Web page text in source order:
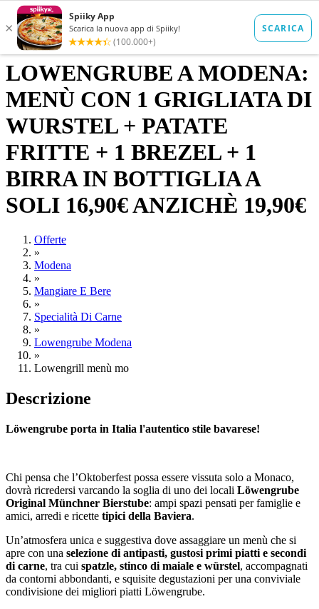
LOWENGRUBE A MODENA:
MENÙ CON 1 GRIGLIATA DI
WURSTEL + PATATE
FRITTE + 1 BREZEL + 1
BIRRA IN BOTTIGLIA A
SOLI 16,90€ ANZICHÈ 19,90€
Offerte
»
Modena
»
Mangiare E Bere
»
Specialità Di Carne
»
Lowengrube Modena
»
Lowengrill menù mo
Descrizione
Löwengrube porta in Italia l'autentico stile bavarese!
Chi pensa che l’Oktoberfest possa essere vissuta solo a Monaco,
dovrà ricredersi varcando la soglia di uno dei locali Löwengrube
Original Münchner Bierstube: ampi spazi pensati per famiglie e
amici, arredi e ricette tipici della Baviera.
Un’atmosfera unica e suggestiva dove assaggiare un menù che si
apre con una selezione di antipasti, gustosi primi piatti e secondi
di carne, tra cui spatzle, stinco di maiale e würstel, accompagnati
da contorni abbondanti, e squisite degustazioni per una conviviale
condivisione dei migliori piatti Löwengrube.